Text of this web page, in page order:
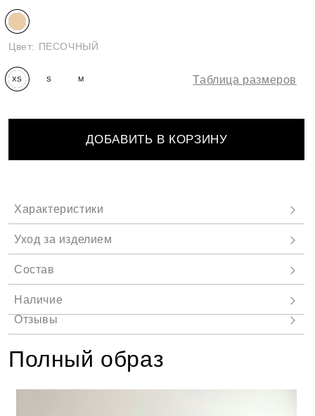
Цвет: ПЕСОЧНЫЙ
XS S M Таблица размеров
ДОБАВИТЬ В КОРЗИНУ
Полный образ